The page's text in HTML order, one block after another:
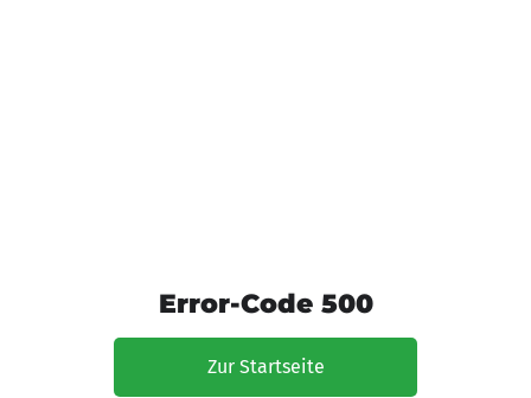
Error-Code 500
Zur Startseite